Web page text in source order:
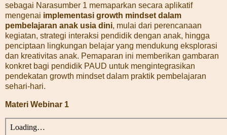
sebagai Narasumber 1 memaparkan secara aplikatif
mengenai implementasi growth mindset dalam
pembelajaran anak usia dini, mulai dari perencanaan
kegiatan, strategi interaksi pendidik dengan anak, hingga
penciptaan lingkungan belajar yang mendukung eksplorasi
dan kreativitas anak. Pemaparan ini memberikan gambaran
konkret bagi pendidik PAUD untuk mengintegrasikan
pendekatan growth mindset dalam praktik pembelajaran
sehari-hari.
Materi Webinar 1